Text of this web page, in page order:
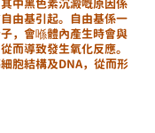
中黑色素沉澱嘅原因係
由基引起。自由基係一
，會喺體內產生時會與
而導致發生氧化反應。
胞結構及DNA，從而形